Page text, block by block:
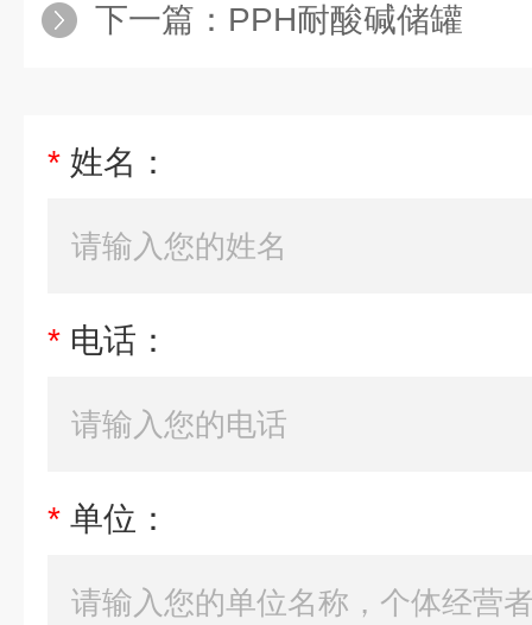
下一篇： PPH耐酸碱储罐
* 姓名：
* 电话：
* 单位：